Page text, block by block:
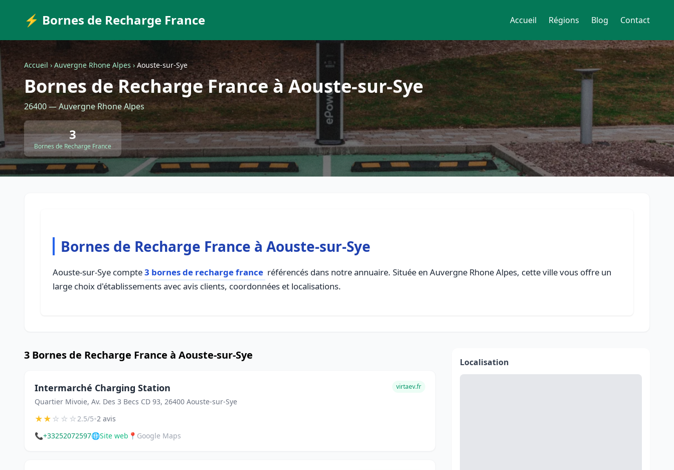
⚡ Bornes de Recharge France Accueil Régions Blog Contact
Accueil › Auvergne Rhone Alpes › Aouste-sur-Sye
Bornes de Recharge France à Aouste-sur-Sye
26400 — Auvergne Rhone Alpes
3
Bornes de Recharge France
Bornes de Recharge France à Aouste-sur-Sye
Aouste-sur-Sye compte3 bornes de recharge france référencés dans notre annuaire. Située en Auvergne Rhone Alpes, cette ville vous offre un
large choix d'établissements avec avis clients, coordonnées et localisations.
3 Bornes de Recharge France à Aouste-sur-Sye
Intermarché Charging Station
Quartier Mivoie, Av. Des 3 Becs CD 93, 26400 Aouste-sur-Sye
virtaev.fr
★★☆☆☆2.5/5•2 avis
📞+33252072597🌐Site web 📍 Google Maps
Localisation